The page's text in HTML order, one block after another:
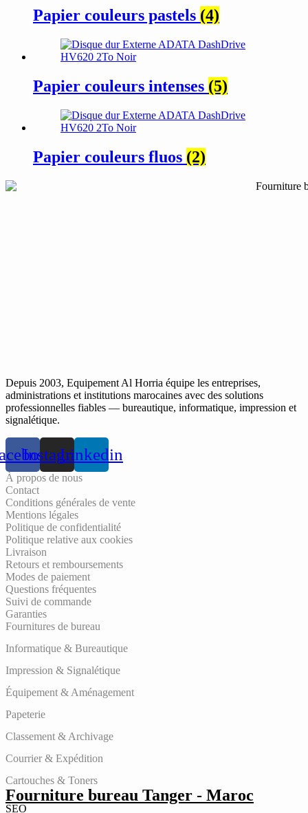
Papier couleurs pastels (4)
Papier couleurs intenses (5)
Papier couleurs fluos (2)
Depuis 2003, Equipement Al Horria équipe les entreprises,
administrations et institutions marocaines avec des solutions
professionnelles fiables — bureautique, informatique, impression et
signalétique.
InstagramLinkedin
À propos de nous
Contact
Conditions générales de vente
Mentions légales
Politique de confidentialité
Politique relative aux cookies
Livraison
Retours et remboursements
Modes de paiement
Questions fréquentes
Suivi de commande
Garanties
Fournitures de bureau
Informatique & Bureautique
Impression & Signalétique
Équipement & Aménagement
Papeterie
Classement & Archivage
Courrier & Expédition
Cartouches & Toners
Fourniture bureau Tanger - Maroc
SEO